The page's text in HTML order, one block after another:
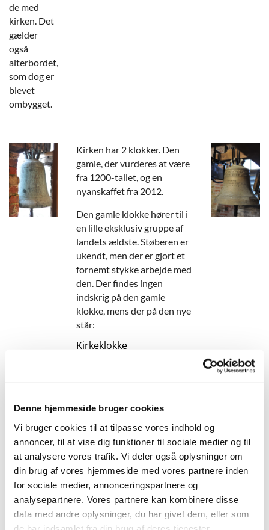
Denne hjemmeside bruger cookies
Vi bruger cookies til at tilpasse vores indhold og
annoncer, til at vise dig funktioner til sociale medier og til
at analysere vores trafik. Vi deler også oplysninger om
din brug af vores hjemmeside med vores partnere inden
for sociale medier, annonceringspartnere og
analysepartnere. Vores partnere kan kombinere disse
data med andre oplysninger, du har givet dem, eller som
de med
kirken. Det
gælder
også
alterbordet,
som dog er
blevet
ombygget.
Kirken har 2 klokker. Den
gamle, der vurderes at være
fra 1200-tallet, og en
nyanskaffet fra 2012.
Den gamle klokke hører til i
en lille eksklusiv gruppe af
landets ældste. Støberen er
ukendt, men der er gjort et
fornemt stykke arbejde med
den. Der findes ingen
indskrig på den gamle
klokke, mens der på den nye
står:
Kirkeklokke
Salmebogs nr. 783
Den nye klokke er
tonemæssigt afpasset, så de
to klokker kan klinge pænt
sammen, men når der i dag
ringes, er det med den nye
klokke, der er tilkoblet
automatik.